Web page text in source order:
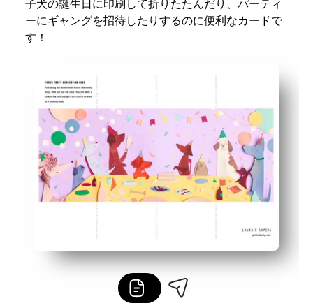
子犬の誕生日に印刷して折りたたんだり、パーティ
ーにギャングを招待したりするのに便利なカードで
す！
お誕生日の挨拶や自分だけのメッセージが入ったパ
愛らしい子犬アートは、子供たちをワクワクさせて
教室にも家族にも最適です。複数をすばやく作成し